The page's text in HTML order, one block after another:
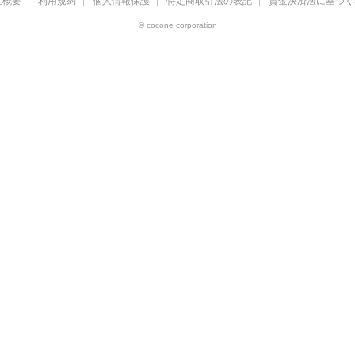
© cocone corporation